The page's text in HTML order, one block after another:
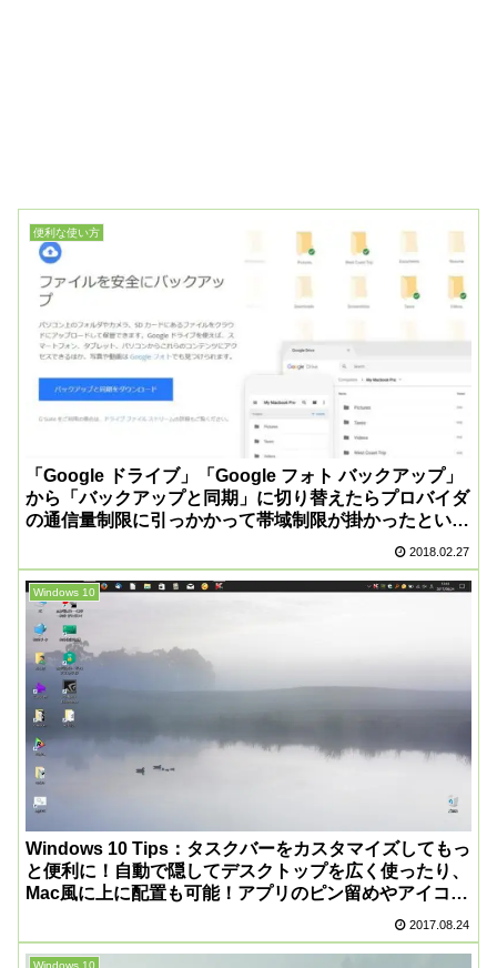
便利な使い方
「Google ドライブ」「Google フォト バックアップ」
から「バックアップと同期」に切り替えたらプロバイダ
の通信量制限に引っかかって帯域制限が掛かったという
2018.02.27
Windows 10
Windows 10 Tips：タスクバーをカスタマイズしてもっ
と便利に！自動で隠してデスクトップを広く使ったり、
Mac風に上に配置も可能！アプリのピン留めやアイコン
2017.08.24
Windows 10